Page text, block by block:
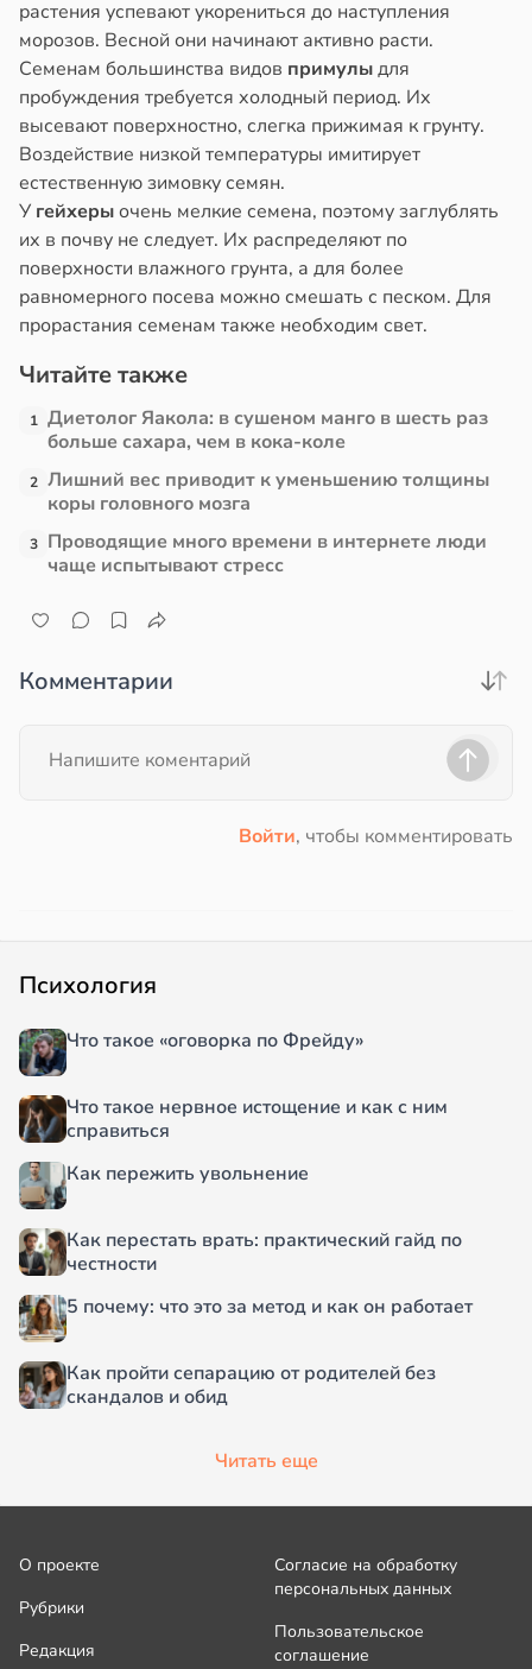
растения успевают укорениться до наступления
морозов. Весной они начинают активно расти.
Семенам большинства видов примулыдля
пробуждения требуется холодный период. Их
высевают поверхностно, слегка прижимая к грунту.
Воздействие низкой температуры имитирует
естественную зимовку семян.
У гейхерыочень мелкие семена, поэтому заглублять
их в почву не следует. Их распределяют по
поверхности влажного грунта, а для более
равномерного посева можно смешать с песком. Для
прорастания семенам также необходим свет.
Читайте также
1 Диетолог Яакола: в сушеном манго в шесть раз
больше сахара, чем в кока-коле
2 Лишний вес приводит к уменьшению толщины
коры головного мозга
3 Проводящие много времени в интернете люди
чаще испытывают стресс
Комментарии
Войти, чтобы комментировать
Психология
Что такое «оговорка по Фрейду»
Что такое нервное истощение и как с ним
справиться
Как пережить увольнение
Как перестать врать: практический гайд по
честности
5 почему: что это за метод и как он работает
Как пройти сепарацию от родителей без
скандалов и обид
Читать еще
О проекте
Рубрики
Редакция
Согласие на обработку
персональных данных
Пользовательское
соглашение